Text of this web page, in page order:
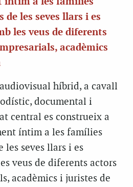
de les seves llars i es
les veus de diferents
acadèmics
híbrid, a cavall
documental i
central es construeix a
íntim a les famílies
les seves llars i es
veus de diferents actors
acadèmics i juristes de